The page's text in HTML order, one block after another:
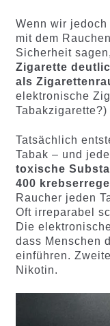
Wenn wir
mit dem
Sicherheit
Zigarette
als
elektronische
Tabakzigarette?)
Tatsächlich
Tabak – und
toxische
400
Raucher jeden
Oft irreparabel
Die
dass Menschen
einführen.
Nikotin.